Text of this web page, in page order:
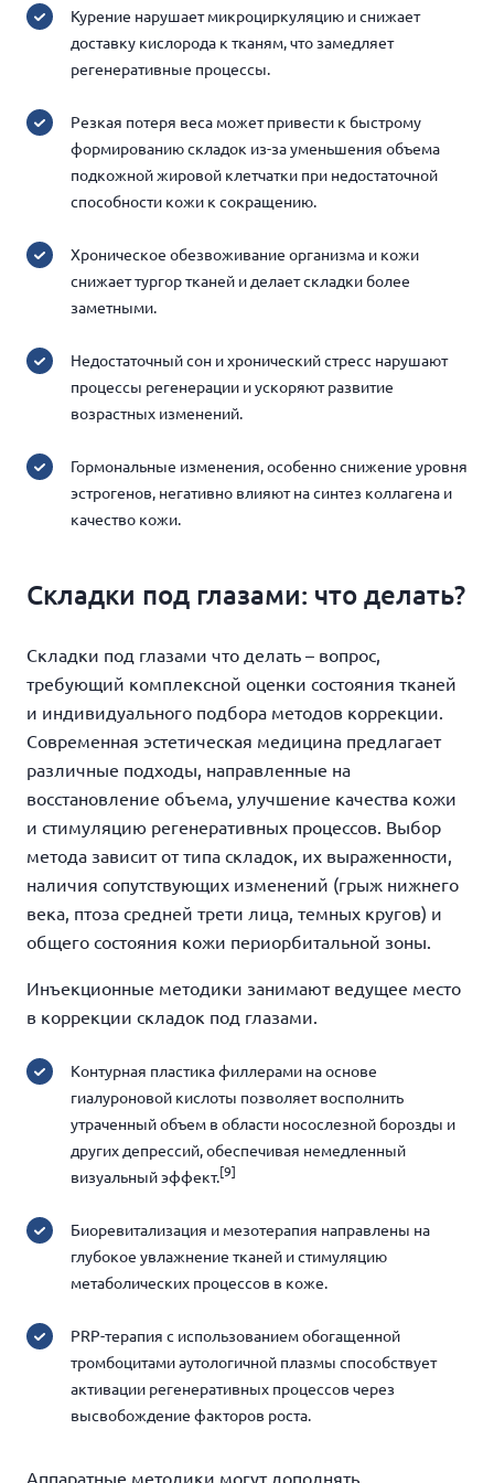
Курение нарушает микроциркуляцию и снижает
доставку кислорода к тканям, что замедляет
регенеративные процессы.
Резкая потеря веса может привести к быстрому
формированию складок из-за уменьшения объема
подкожной жировой клетчатки при недостаточной
способности кожи к сокращению.
Хроническое обезвоживание организма и кожи
снижает тургор тканей и делает складки более
заметными.
Недостаточный сон и хронический стресс нарушают
процессы регенерации и ускоряют развитие
возрастных изменений.
Гормональные изменения, особенно снижение уровня
эстрогенов, негативно влияют на синтез коллагена и
качество кожи.
Складки под глазами: что делать?
Складки под глазами что делать – вопрос,
требующий комплексной оценки состояния тканей
и индивидуального подбора методов коррекции.
Современная эстетическая медицина предлагает
различные подходы, направленные на
восстановление объема, улучшение качества кожи
и стимуляцию регенеративных процессов. Выбор
метода зависит от типа складок, их выраженности,
наличия сопутствующих изменений (грыж нижнего
века, птоза средней трети лица, темных кругов) и
общего состояния кожи периорбитальной зоны.
Инъекционные методики занимают ведущее место
в коррекции складок под глазами.
Контурная пластика филлерами на основе
гиалуроновой кислоты позволяет восполнить
утраченный объем в области носослезной борозды и
других депрессий, обеспечивая немедленный
визуальный эффект.[9]
Биоревитализация и мезотерапия направлены на
глубокое увлажнение тканей и стимуляцию
метаболических процессов в коже.
PRP-терапия с использованием обогащенной
тромбоцитами аутологичной плазмы способствует
активации регенеративных процессов через
высвобождение факторов роста.
Аппаратные методики могут дополнять